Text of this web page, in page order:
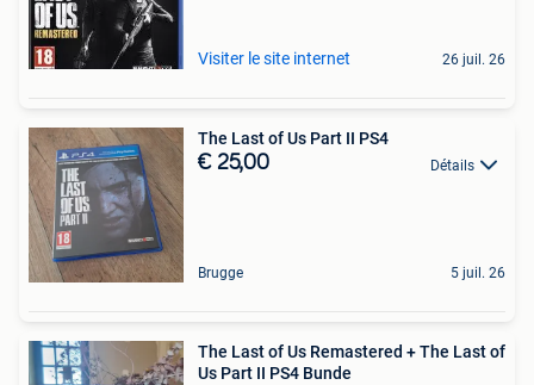
Visiter le site internet 26 juil. 26
The Last of Us Part II PS4
€ 25,00 Détails
Brugge 5 juil. 26
The Last of Us Remastered + The Last of
Us Part II PS4 Bunde